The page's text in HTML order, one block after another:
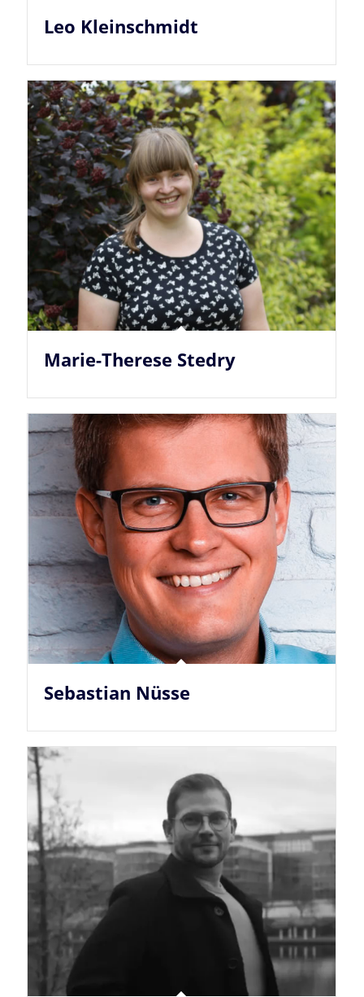
Leo Kleinschmidt
Marie-Therese Stedry
Sebastian Nüsse